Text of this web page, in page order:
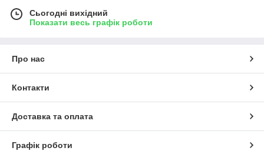
Сьогодні вихідний
Показати весь графік роботи
Про нас
Контакти
Доставка та оплата
Графік роботи